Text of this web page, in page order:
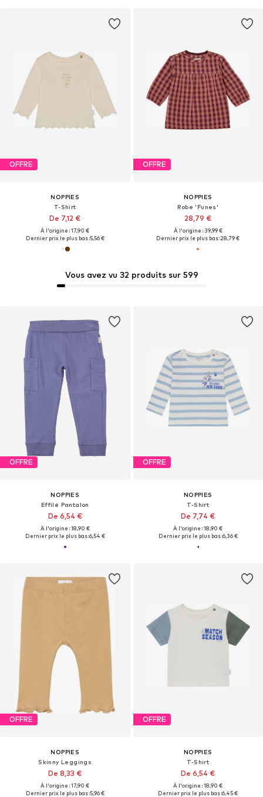
OFFRE
NOPPIES
T-Shirt
De 7,12 €
À l'origine : 17,90 €
Dernier prix le plus bas :5,56 €
OFFRE
NOPPIES
Robe 'Funes'
28,79 €
À l'origine : 39,99 €
Dernier prix le plus bas :28,79 €
OFFRE
NOPPIES
Effilé Pantalon
De 6,54 €
À l'origine : 18,90 €
Dernier prix le plus bas :6,54 €
Vous avez vu 32 produits sur 599
OFFRE
NOPPIES
T-Shirt
De 7,74 €
À l'origine : 18,90 €
Dernier prix le plus bas :6,36 €
OFFRE
NOPPIES
Skinny Leggings
De 8,33 €
À l'origine : 17,90 €
Dernier prix le plus bas :5,96 €
OFFRE
NOPPIES
T-Shirt
De 6,54 €
À l'origine : 18,90 €
Dernier prix le plus bas :6,45 €